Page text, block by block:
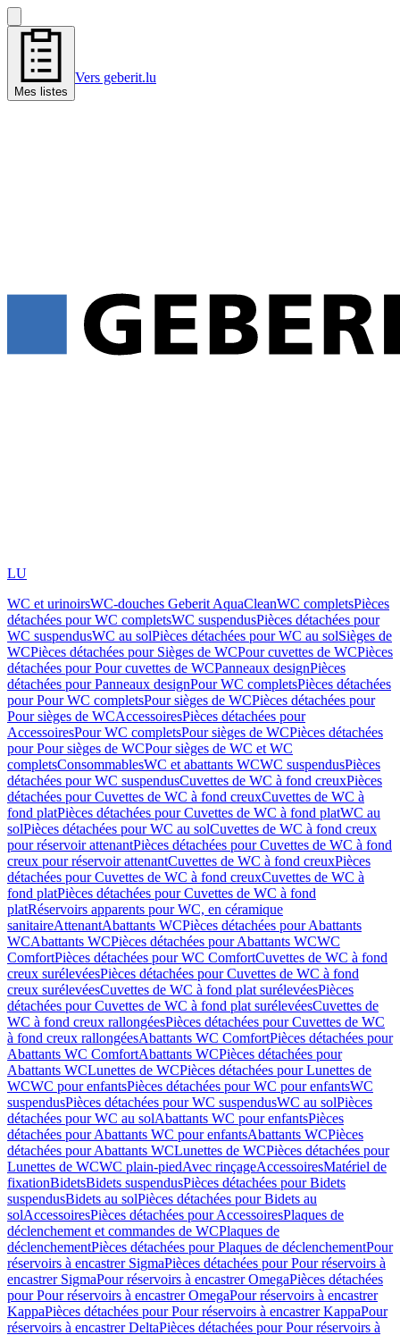
Mes listes
Vers geberit.lu
LU
WC et urinoirsWC-douches Geberit AquaCleanWC completsPièces
détachées pour WC completsWC suspendusPièces détachées pour
WC suspendusWC au solPièces détachées pour WC au solSièges de
WCPièces détachées pour Sièges de WCPour cuvettes de WCPièces
détachées pour Pour cuvettes de WCPanneaux designPièces
détachées pour Panneaux designPour WC completsPièces détachées
pour Pour WC completsPour sièges de WCPièces détachées pour
Pour sièges de WCAccessoiresPièces détachées pour
AccessoiresPour WC completsPour sièges de WCPièces détachées
pour Pour sièges de WCPour sièges de WC et WC
completsConsommablesWC et abattants WCWC suspendusPièces
détachées pour WC suspendusCuvettes de WC à fond creuxPièces
détachées pour Cuvettes de WC à fond creuxCuvettes de WC à
fond platPièces détachées pour Cuvettes de WC à fond platWC au
solPièces détachées pour WC au solCuvettes de WC à fond creux
pour réservoir attenantPièces détachées pour Cuvettes de WC à fond
creux pour réservoir attenantCuvettes de WC à fond creuxPièces
détachées pour Cuvettes de WC à fond creuxCuvettes de WC à
fond platPièces détachées pour Cuvettes de WC à fond
platRéservoirs apparents pour WC, en céramique
sanitaireAttenantAbattants WCPièces détachées pour Abattants
WCAbattants WCPièces détachées pour Abattants WCWC
ComfortPièces détachées pour WC ComfortCuvettes de WC à fond
creux surélevéesPièces détachées pour Cuvettes de WC à fond
creux surélevéesCuvettes de WC à fond plat surélevéesPièces
détachées pour Cuvettes de WC à fond plat surélevéesCuvettes de
WC à fond creux rallongéesPièces détachées pour Cuvettes de WC
à fond creux rallongéesAbattants WC ComfortPièces détachées pour
Abattants WC ComfortAbattants WCPièces détachées pour
Abattants WCLunettes de WCPièces détachées pour Lunettes de
WCWC pour enfantsPièces détachées pour WC pour enfantsWC
suspendusPièces détachées pour WC suspendusWC au solPièces
détachées pour WC au solAbattants WC pour enfantsPièces
détachées pour Abattants WC pour enfantsAbattants WCPièces
détachées pour Abattants WCLunettes de WCPièces détachées pour
Lunettes de WCWC plain-piedAvec rinçageAccessoiresMatériel de
fixationBidetsBidets suspendusPièces détachées pour Bidets
suspendusBidets au solPièces détachées pour Bidets au
solAccessoiresPièces détachées pour AccessoiresPlaques de
déclenchement et commandes de WCPlaques de
déclenchementPièces détachées pour Plaques de déclenchementPour
réservoirs à encastrer SigmaPièces détachées pour Pour réservoirs à
encastrer SigmaPour réservoirs à encastrer OmegaPièces détachées
pour Pour réservoirs à encastrer OmegaPour réservoirs à encastrer
KappaPièces détachées pour Pour réservoirs à encastrer KappaPour
réservoirs à encastrer DeltaPièces détachées pour Pour réservoirs à